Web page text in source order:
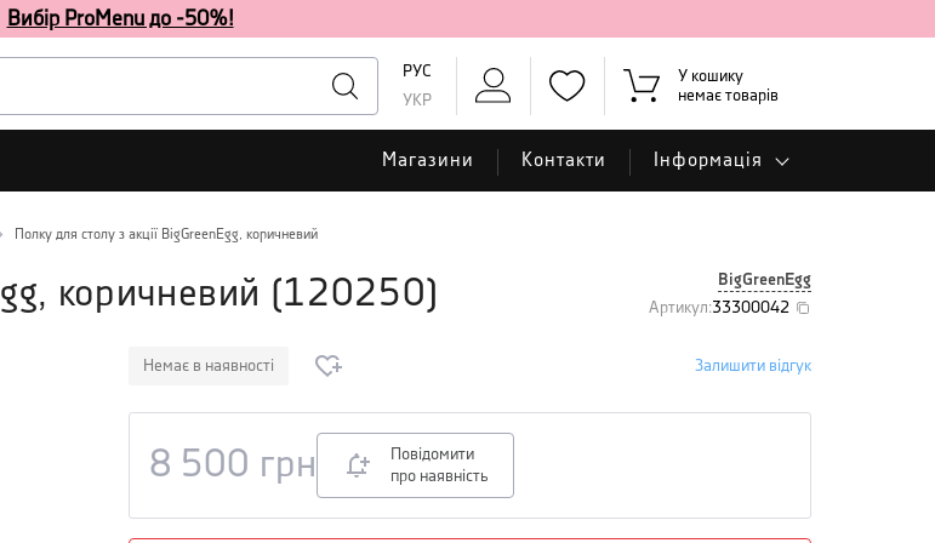
Вибір ProMenu до -50%!
РУС
УКР
У кошику
немає товарів
Магазини Контакти Інформація
Полку для столу з акції BigGreenEgg, коричневий
коричневий (120250)
BigGreenEgg
Артикул:33300042
Немає в наявності Залишити відгук
8 500 грн
Повідомити
про наявність